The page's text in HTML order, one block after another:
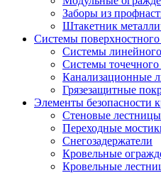
Заборы из
Штакетник
Системы поверхностного
Системы
Системы точечного
Канализационные
Грязезащитные
Элементы безопасности
Стеновые лестницы
Переходные
Снегозадержатели
Кровельные
Кровельные